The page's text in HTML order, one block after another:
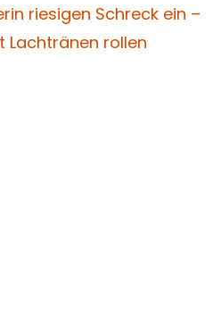
riesigen Schreck ein –
Lachtränen rollen